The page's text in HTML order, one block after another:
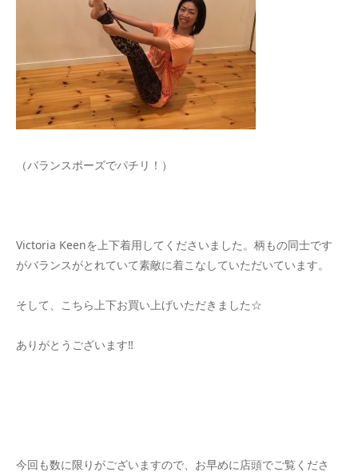
（バランスポーズでパチリ！）
Victoria Keenを上下着用してくださいました。柄もの同士です
がバランスがとれていて素敵に着こなしていただいています。
そして、こちら上下お買い上げいただきました☆
ありがとうございます‼
今回も数に限りがございますので、お早めに店頭でご覧くださ